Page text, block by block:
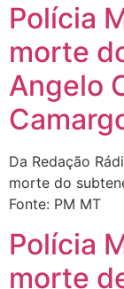
Polícia
morte
Angelo
Da Redação
morte do
Fonte: PM MT
Polícia
morte